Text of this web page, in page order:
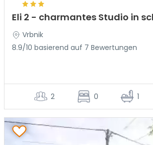
Eli 2 - charmantes Studio in
Vrbnik
8.9/10 basierend auf 7 Bewertungen
2 0 1